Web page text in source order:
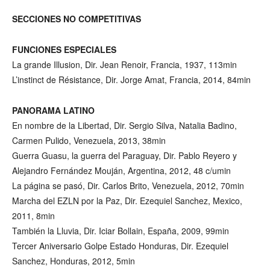
SECCIONES NO COMPETITIVAS
FUNCIONES ESPECIALES
La grande Illusion, Dir. Jean Renoir, Francia, 1937, 113min
L’instinct de Résistance, Dir. Jorge Amat, Francia, 2014, 84min
PANORAMA LATINO
En nombre de la Libertad, Dir. Sergio Silva, Natalia Badino,
Carmen Pulido, Venezuela, 2013, 38min
Guerra Guasu, la guerra del Paraguay, Dir. Pablo Reyero y
Alejandro Fernández Mouján, Argentina, 2012, 48 c/umin
La página se pasó, Dir. Carlos Brito, Venezuela, 2012, 70min
Marcha del EZLN por la Paz, Dir. Ezequiel Sanchez, Mexico,
2011, 8min
También la Lluvia, Dir. Iciar Bollain, España, 2009, 99min
Tercer Aniversario Golpe Estado Honduras, Dir. Ezequiel
Sanchez, Honduras, 2012, 5min